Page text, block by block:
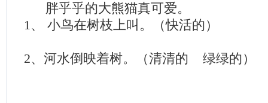
胖乎乎的大熊猫真可爱。
1、 小鸟在树枝上叫。（快活的）
2、河水倒映着树。（清清的 绿绿的）